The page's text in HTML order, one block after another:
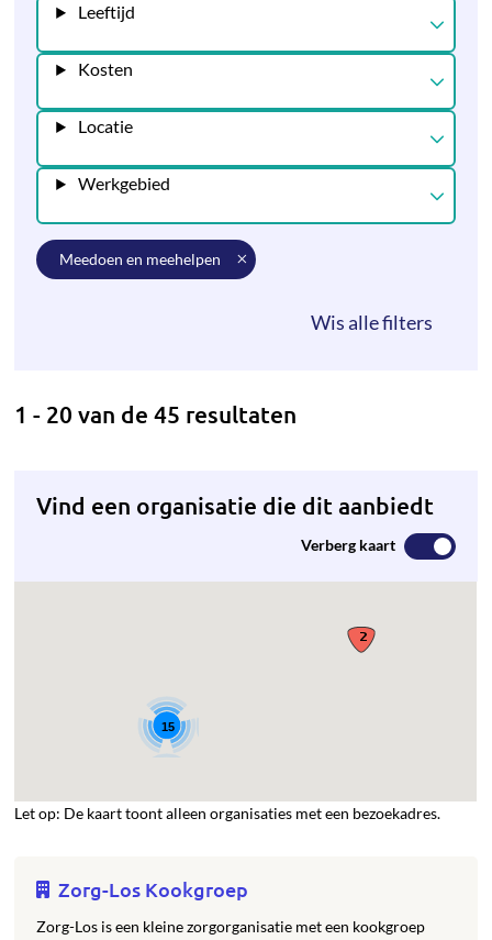
Leeftijd
Kosten
Locatie
Werkgebied
meedoen en meehelpen
1 - 20 van de 45 resultaten
Vind een organisatie die dit aanbiedt
Verberg kaart
15
Let op: De kaart toont alleen organisaties met een bezoekadres.
Zorg-Los Kookgroep
Zorg-Los is een kleine zorgorganisatie met een kookgroep